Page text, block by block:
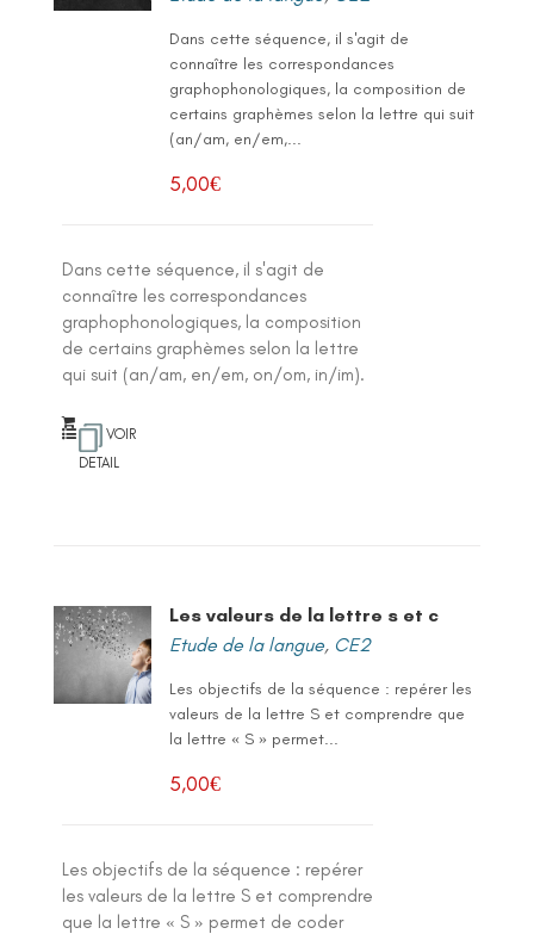
Dans cette séquence, il s'agit de
connaître les correspondances
graphophonologiques, la composition de
certains graphèmes selon la lettre qui suit
(an/am, en/em,...
5,00€
Dans cette séquence, il s'agit de
connaître les correspondances
graphophonologiques, la composition
de certains graphèmes selon la lettre
qui suit (an/am, en/em, on/om, in/im).
VOIR
DETAIL
Les valeurs de la lettre s et c
Etude de la langue, CE2
Les objectifs de la séquence : repérer les
valeurs de la lettre S et comprendre que
la lettre « S » permet...
5,00€
Les objectifs de la séquence : repérer
les valeurs de la lettre S et comprendre
que la lettre « S » permet de coder